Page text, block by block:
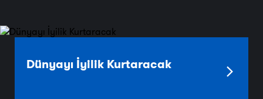
Dünyayı İyilik Kurtaracak